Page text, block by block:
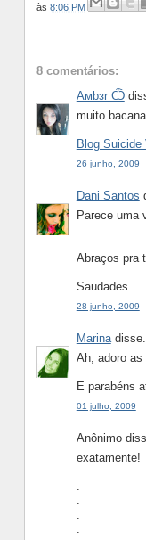
às 8:06 PM
8 comentários:
Aмbзr Ѽ
muito
Blog Suicide
26 junho, 2009
Dani Santos
Parece uma
Abraços pra
Saudades
28 junho, 2009
Marinadisse...
Ah, adoro
E parabéns
01 julho, 2009
Anônimo
exatamente!
.
.
.
.